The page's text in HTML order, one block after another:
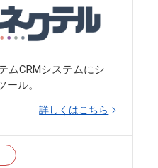
ムCRMシステムにシ
ル。
詳しくはこちら